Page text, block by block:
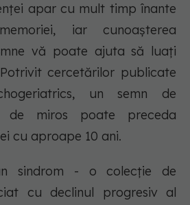
apar cu mult timp înante
iar cunoașterea
vă poate ajuta să luați
cercetărilor publicate
un semn de
de miros poate preceda
cu aproape 10 ani.
sindrom - o colecție de
cu declinul progresiv al